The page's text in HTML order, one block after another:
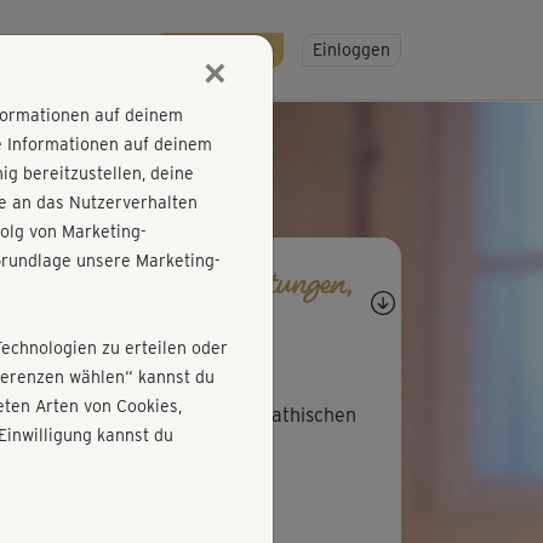
Gratis testen! Einloggen
Antworten, Bewertungen,
Eva718
Cooldown mit einer sympathischen
🙂
×
auf deinem
Informationen auf deinem
bereitzustellen, deine
an das Nutzerverhalten
von Marketing-
unsere Marketing-
zu erteilen oder
wählen“ kannst du
Arten von Cookies,
kannst du